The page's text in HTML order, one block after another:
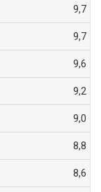
9,7
9,7
9,6
9,2
9,0
8,8
8,6